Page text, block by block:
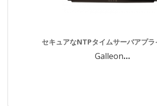
セキュアなNTPタイムサーバアプラ
Galleon…